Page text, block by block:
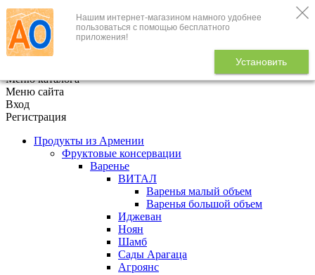
Нашим интернет-магазином намного удобнее
пользоваться с помощью бесплатного
приложения!
Установить
+7 (495) 646-888-1
В корзине
Меню каталога
Меню сайта
Вход
Регистрация
Продукты из Армении
Фруктовые консервации
Варенье
ВИТАЛ
Варенья малый объем
Варенья большой объем
Иджеван
Ноян
Шамб
Сады Арагаца
Агроянс